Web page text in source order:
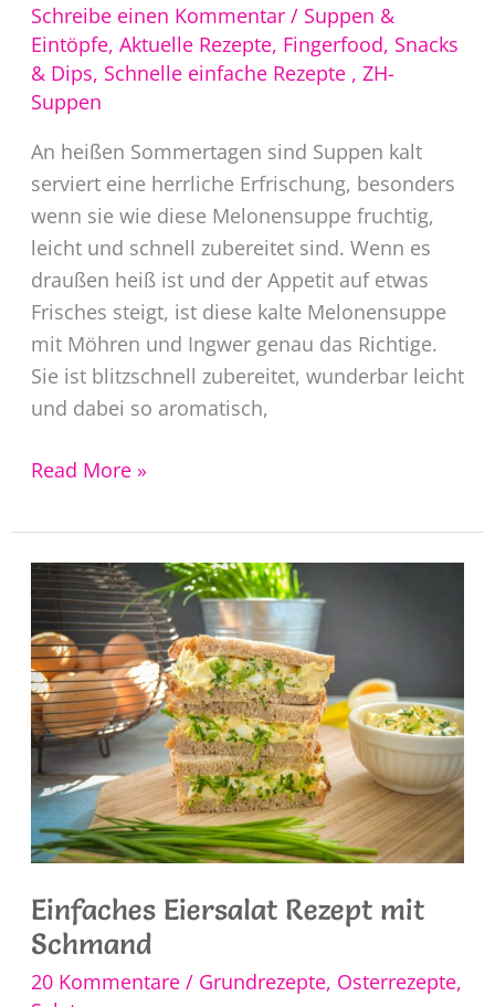
Schreibe einen Kommentar / Suppen &
Eintöpfe, Aktuelle Rezepte, Fingerfood, Snacks
& Dips, Schnelle einfache Rezepte , ZH-
Suppen
An heißen Sommertagen sind Suppen kalt
serviert eine herrliche Erfrischung, besonders
wenn sie wie diese Melonensuppe fruchtig,
leicht und schnell zubereitet sind. Wenn es
draußen heiß ist und der Appetit auf etwas
Frisches steigt, ist diese kalte Melonensuppe
mit Möhren und Ingwer genau das Richtige.
Sie ist blitzschnell zubereitet, wunderbar leicht
und dabei so aromatisch,
Melonensuppe
Suppe
mit
Möhre
Read More »
Einfaches Eiersalat Rezept mit
Schmand
20 Kommentare / Grundrezepte, Osterrezepte,